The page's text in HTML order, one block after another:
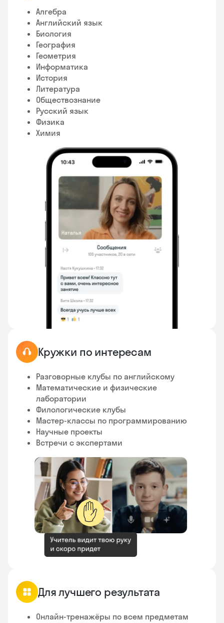
Алгебра
Английский язык
Биология
География
Геометрия
Информатика
История
Литература
Обществознание
Русский язык
Физика
Химия
Кружки по интересам
Разговорные клубы по английскому
Математические и физические
лаборатории
Филологические клубы
Мастер-классы по программированию
Научные проекты
Встречи с экспертами
✋
Для лучшего результата
Онлайн-тренажёры по всем предметам